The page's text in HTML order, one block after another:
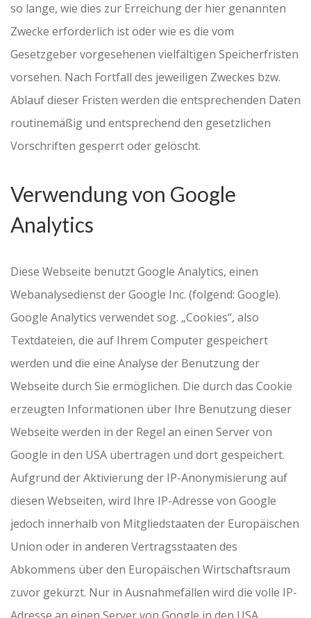
so lange, wie dies zur Erreichung der hier genannten
Zwecke erforderlich ist oder wie es die vom
Gesetzgeber vorgesehenen vielfältigen Speicherfristen
vorsehen. Nach Fortfall des jeweiligen Zweckes bzw.
Ablauf dieser Fristen werden die entsprechenden Daten
routinemäßig und entsprechend den gesetzlichen
Vorschriften gesperrt oder gelöscht.
Verwendung von Google
Analytics
Diese Webseite benutzt Google Analytics, einen
Webanalysedienst der Google Inc. (folgend: Google).
Google Analytics verwendet sog. „Cookies“, also
Textdateien, die auf Ihrem Computer gespeichert
werden und die eine Analyse der Benutzung der
Webseite durch Sie ermöglichen. Die durch das Cookie
erzeugten Informationen über Ihre Benutzung dieser
Webseite werden in der Regel an einen Server von
Google in den USA übertragen und dort gespeichert.
Aufgrund der Aktivierung der IP-Anonymisierung auf
diesen Webseiten, wird Ihre IP-Adresse von Google
jedoch innerhalb von Mitgliedstaaten der Europäischen
Union oder in anderen Vertragsstaaten des
Abkommens über den Europäischen Wirtschaftsraum
zuvor gekürzt. Nur in Ausnahmefällen wird die volle IP-